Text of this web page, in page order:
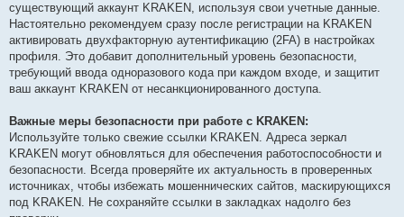
существующий аккаунт KRAKEN, используя свои учетные данные.
Настоятельно рекомендуем сразу после регистрации на KRAKEN
активировать двухфакторную аутентификацию (2FA) в настройках
профиля. Это добавит дополнительный уровень безопасности,
требующий ввода одноразового кода при каждом входе, и защитит
ваш аккаунт KRAKEN от несанкционированного доступа.
Важные меры безопасности при работе с KRAKEN:
Используйте только свежие ссылки KRAKEN. Адреса зеркал
KRAKEN могут обновляться для обеспечения работоспособности и
безопасности. Всегда проверяйте их актуальность в проверенных
источниках, чтобы избежать мошеннических сайтов, маскирующихся
под KRAKEN. Не сохраняйте ссылки в закладках надолго без